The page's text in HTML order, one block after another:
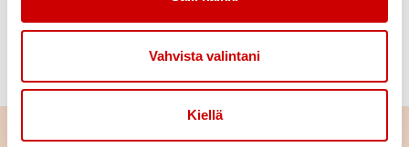
Vahvista valintani
Kiellä
tiloissa.
Kuvat otti: Pirjo Kerola